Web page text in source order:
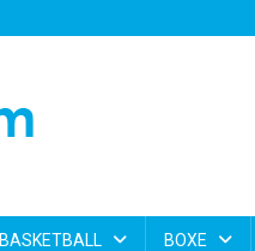
BASKETBALL BOXE